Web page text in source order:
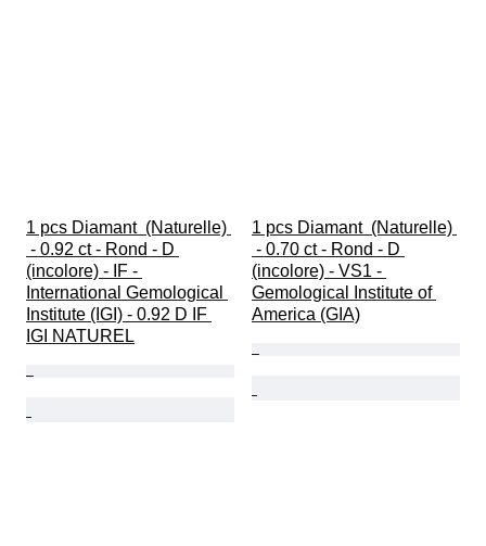
1 pcs Diamant  (Naturelle)
- 0.92 ct - Rond - D
(incolore) - IF -
International Gemological
Institute (IGI) - 0.92 D IF
IGI NATUREL
1 pcs Diamant  (Naturelle)
- 0.70 ct - Rond - D
(incolore) - VS1 -
Gemological Institute of
America (GIA)